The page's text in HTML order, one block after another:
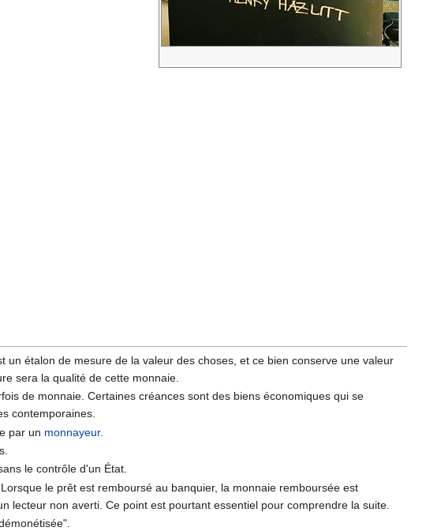
étalon de mesure de la valeur des choses, et ce bien conserve une valeur
sera la qualité de cette monnaie.
de monnaie. Certaines créances sont des biens économiques qui se
contemporaines.
par un monnayeur.
le contrôle d'un État.
le prêt est remboursé au banquier, la monnaie remboursée est
lecteur non averti. Ce point est pourtant essentiel pour comprendre la suite.